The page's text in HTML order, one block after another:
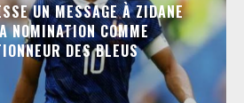
UN MESSAGE À ZIDANE
NOMINATION COMME
DES BLEUS